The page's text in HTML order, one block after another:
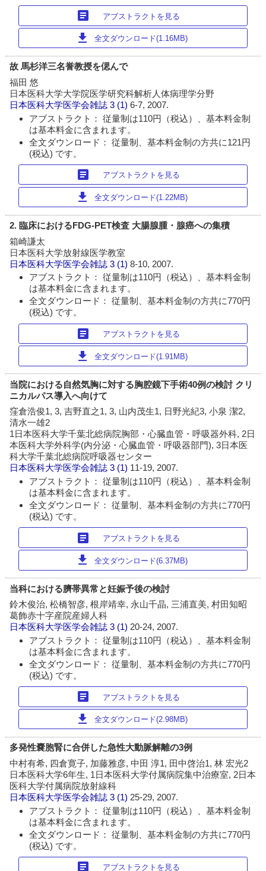
article アブストラクトを見る
download 全文ダウンロード(1.16MB)
故 馬杉洋三名誉教授を偲んで
福田 悠
日本医科大学大学院医学研究科解析人体病理学分野
日本医科大学医学会雑誌 3 (1)6-7, 2007.
アブストラクト： 従量制は110円（税込）、基本料金制
は基本料金に含まれます。
全文ダウンロード： 従量制、基本料金制の方共に121円
(税込) です。
article アブストラクトを見る
download 全文ダウンロード(1.22MB)
2. 臨床におけるFDG-PET検査 大腸腺腫・腺癌への集積
箱崎謙太
日本医科大学放射線医学教室
日本医科大学医学会雑誌 3 (1)8-10, 2007.
アブストラクト： 従量制は110円（税込）、基本料金制
は基本料金に含まれます。
全文ダウンロード： 従量制、基本料金制の方共に770円
(税込) です。
article アブストラクトを見る
download 全文ダウンロード(1.91MB)
当院における自然気胸に対する胸腔鏡下手術40例の検討 クリ
ニカルパス導入へ向けて
窪倉浩俊1, 3, 吉野直之1, 3, 山内茂生1, 日野光紀3, 小泉 潔2,
清水一雄2
1日本医科大学千葉北総病院胸部・心臓血管・呼吸器外科, 2日
本医科大学外科学(内分泌・心臓血管・呼吸器部門), 3日本医
科大学千葉北総病院呼吸器センター
日本医科大学医学会雑誌 3 (1) 11-19, 2007.
アブストラクト： 従量制は110円（税込）、基本料金制
は基本料金に含まれます。
全文ダウンロード： 従量制、基本料金制の方共に770円
(税込) です。
article アブストラクトを見る
download 全文ダウンロード(6.37MB)
当科における臍帯異常と妊娠予後の検討
鈴木俊治, 松橋智彦, 根岸靖幸, 永山千晶, 三浦直美, 村田知昭
葛飾赤十字産院産婦人科
日本医科大学医学会雑誌 3 (1) 20-24, 2007.
アブストラクト： 従量制は110円（税込）、基本料金制
は基本料金に含まれます。
全文ダウンロード： 従量制、基本料金制の方共に770円
(税込) です。
article アブストラクトを見る
download 全文ダウンロード(2.98MB)
多発性嚢胞腎に合併した急性大動脈解離の3例
中村有希, 四倉寛子, 加藤雅彦, 中田 淳1, 田中啓治1, 林 宏光2
日本医科大学6年生, 1日本医科大学付属病院集中治療室, 2日本
医科大学付属病院放射線科
日本医科大学医学会雑誌 3 (1) 25-29, 2007.
アブストラクト： 従量制は110円（税込）、基本料金制
は基本料金に含まれます。
全文ダウンロード： 従量制、基本料金制の方共に770円
(税込) です。
article アブストラクトを見る